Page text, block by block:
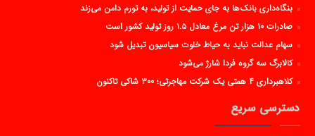
بنگاه‌داری بانک‌ها به جای حمایت از تولید، به تورم دامن می‌زند
صادرات ۱۰ هزار تن مرغ معادل ۱.۵ روز تولید کشور است
سهام عدالت نباید به حیاط خلوت سیاسیون تبدیل شود
کالابرگ سه گروه فردا شارژ می‌شود
کلاهبرداری ۴ همتی یک شرکت مهاجرتی؛ ۳۰۰ شاکی تاکنون
دسترسی سریع